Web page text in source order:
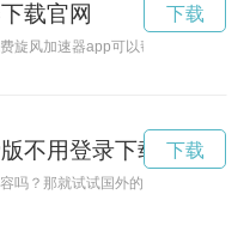
载官网
旋风加速器app可以帮助您实现更
下载
不用登录下载
吗？那就试试国外的加速器免费版
下载